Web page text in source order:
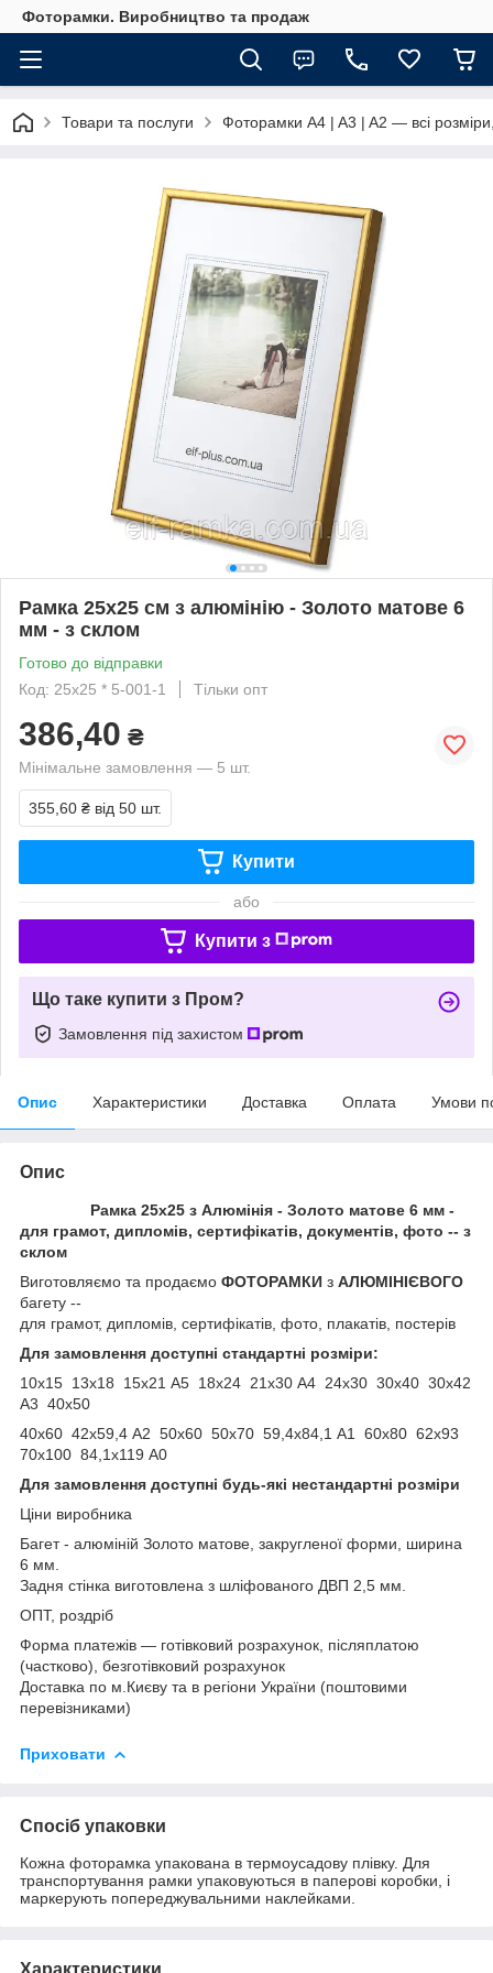
Фоторамки. Виробництво та продаж
Товари та послуги Фоторамки A4 | A3 | A2 — всі
Рамка 25x25 см з алюмінію - Золото матове 6
мм - з склом
Готово до відправки
Код: 25х25 * 5-001-1
Тільки опт
386,40 ₴
Мінімальне замовлення — 5 шт.
355,60 ₴ від 50 шт.
Купити
або
Купити з
Що таке купити з Пром?
Замовлення під захистом
Опис Характеристики Доставка Оплата Умови
Опис
Рамка 25x25 з Алюмінія - Золото матове 6 мм -
для грамот, дипломів, сертифікатів, документів, фото -- з
склом
Виготовляємо та продаємо ФОТОРАМКИ з АЛЮМІНІЄВОГО
багету --
для грамот, дипломів, сертифікатів, фото, плакатів, постерів
Для замовлення доступні стандартні розміри:
10х15 13х18 15х21 А5 18х24 21х30 А4 24х30 30х40 30х42
А3 40х50
40х60 42х59,4 А2 50х60 50х70 59,4х84,1 А1 60х80 62х93
70х100 84,1х119 А0
Для замовлення доступні будь-які нестандартні розміри
Ціни виробника
Багет - алюміній Золото матове, закругленої форми, ширина
6 мм.
Задня стінка виготовлена з шліфованого ДВП 2,5 мм.
ОПТ, роздріб
Форма платежів — готівковий розрахунок, післяплатою
(частково), безготівковий розрахунок
Доставка по м.Києву та в регіони України (поштовими
перевізниками)
Приховати
Спосіб упаковки
Кожна фоторамка упакована в термоусадову плівку. Для
транспортування рамки упаковуються в паперові коробки, і
маркерують попереджувальними наклейками.
Характеристики